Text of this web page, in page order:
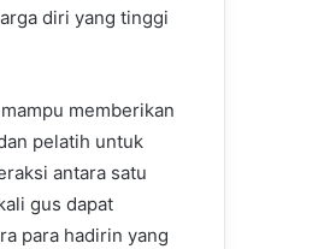
diri yang tinggi
memberikan
pelatih untuk
antara satu
gus dapat
para hadirin yang